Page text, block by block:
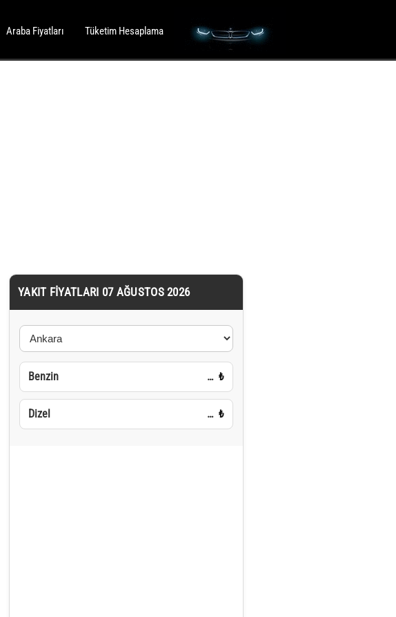
Araba Fiyatları Tüketim Hesaplama
YAKIT FIYATLARI 07 AĞUSTOS 2026
Benzin … ₺
Dizel … ₺